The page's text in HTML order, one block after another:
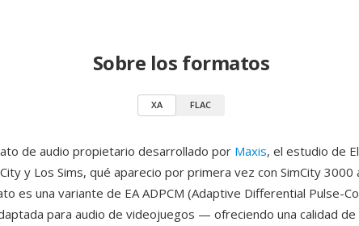
Sobre los formatos
XA FLAC
de audio propietario desarrollado por Maxis, el estudio de
y Los Sims, qué aparecio por primera vez con SimCity
es una variante de EA ADPCM (Adaptive Differential Pulse-
para audio de videojuegos — ofreciendo una calidad de